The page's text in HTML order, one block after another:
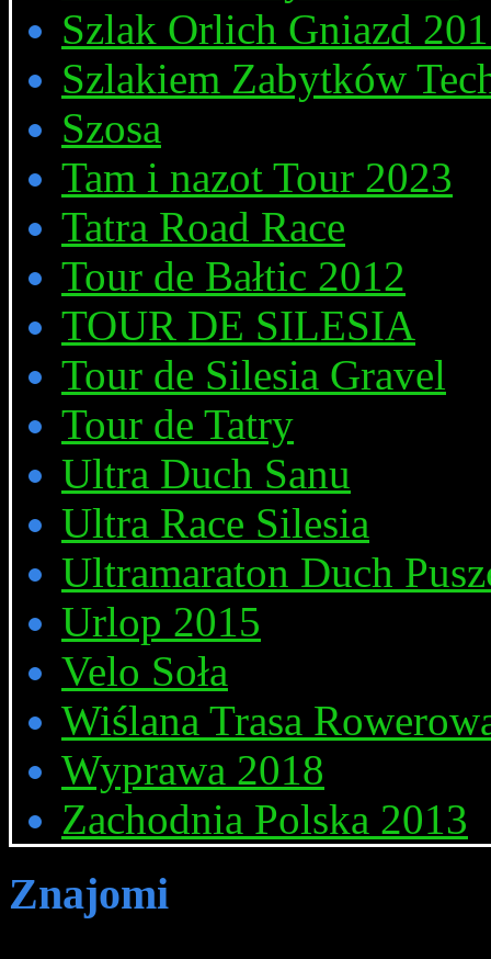
Szlak Orlich Gniazd
Szlakiem Zabytków
Szosa
Tam i nazot Tour 2023
Tatra Road Race
Tour de Bałtic 2012
TOUR DE SILESIA
Tour de Silesia Gravel
Tour de Tatry
Ultra Duch Sanu
Ultra Race Silesia
Ultramaraton Duch
Urlop 2015
Velo Soła
Wiślana Trasa
Wyprawa 2018
Zachodnia Polska 2013
Znajomi